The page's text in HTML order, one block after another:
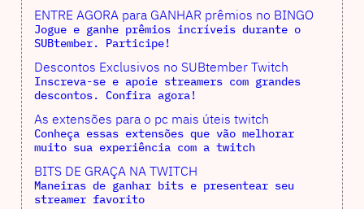
ENTRE AGORA para GANHAR prêmios no BINGO
Jogue e ganhe prêmios incríveis durante o
SUBtember. Participe!
Descontos Exclusivos no SUBtember Twitch
Inscreva-se e apoie streamers com grandes
descontos. Confira agora!
As extensões para o pc mais úteis twitch
Conheça essas extensões que vão melhorar
muito sua experiência com a twitch
BITS DE GRAÇA NA TWITCH
Maneiras de ganhar bits e presentear seu
streamer favorito